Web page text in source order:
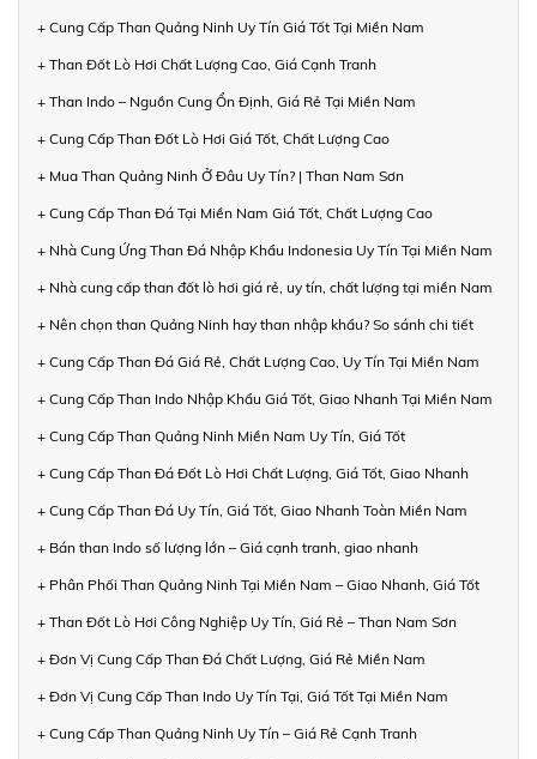
+ Cung Cấp Than Quảng Ninh Uy Tín Giá Tốt Tại Miền Nam
+ Than Đốt Lò Hơi Chất Lượng Cao, Giá Cạnh Tranh
+ Than Indo – Nguồn Cung Ổn Định, Giá Rẻ Tại Miền Nam
+ Cung Cấp Than Đốt Lò Hơi Giá Tốt, Chất Lượng Cao
+ Mua Than Quảng Ninh Ở Đâu Uy Tín? | Than Nam Sơn
+ Cung Cấp Than Đá Tại Miền Nam Giá Tốt, Chất Lượng Cao
+ Nhà Cung Ứng Than Đá Nhập Khẩu Indonesia Uy Tín Tại Miền Nam
+ Nhà cung cấp than đốt lò hơi giá rẻ, uy tín, chất lượng tại miền Nam
+ Nên chọn than Quảng Ninh hay than nhập khẩu? So sánh chi tiết
+ Cung Cấp Than Đá Giá Rẻ, Chất Lượng Cao, Uy Tín Tại Miền Nam
+ Cung Cấp Than Indo Nhập Khẩu Giá Tốt, Giao Nhanh Tại Miền Nam
+ Cung Cấp Than Quảng Ninh Miền Nam Uy Tín, Giá Tốt
+ Cung Cấp Than Đá Đốt Lò Hơi Chất Lượng, Giá Tốt, Giao Nhanh
+ Cung Cấp Than Đá Uy Tín, Giá Tốt, Giao Nhanh Toàn Miền Nam
+ Bán than Indo số lượng lớn – Giá cạnh tranh, giao nhanh
+ Phân Phối Than Quảng Ninh Tại Miền Nam – Giao Nhanh, Giá Tốt
+ Than Đốt Lò Hơi Công Nghiệp Uy Tín, Giá Rẻ – Than Nam Sơn
+ Đơn Vị Cung Cấp Than Đá Chất Lượng, Giá Rẻ Miền Nam
+ Đơn Vị Cung Cấp Than Indo Uy Tín Tại, Giá Tốt Tại Miền Nam
+ Cung Cấp Than Quảng Ninh Uy Tín – Giá Rẻ Cạnh Tranh